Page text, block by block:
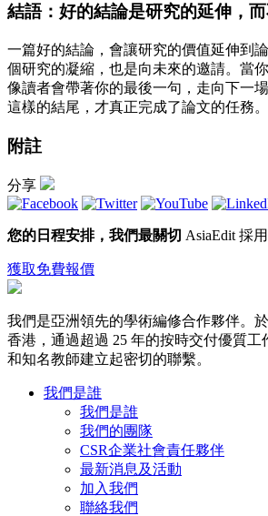
結語：好的結論是研究的延伸，
一篇好的結論，會讓研究的價值延伸到
個研究的凝縮，也是向未來的邀請。當
像讀者會帶著你的最後一句，走向下一
這樣的結尾，才真正完成了論文的任務。
附註
分享
您的日程安排，我們最關切 AsiaEdit 採
獲取免費報價
我們是亞洲領先的學術編修合作夥伴。
香港，通過超過 25 年的按時交付優質工
和知名教師建立起密切的聯繫。
我們是誰
我們是誰
我們的團隊
CSR企業社會責任夥伴
最新消息及活動
加入我們
聯絡我們